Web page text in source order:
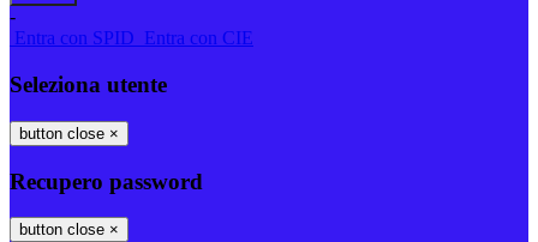
-
Entra con SPID Entra con CIE
Seleziona utente
button close ×
Recupero password
button close ×